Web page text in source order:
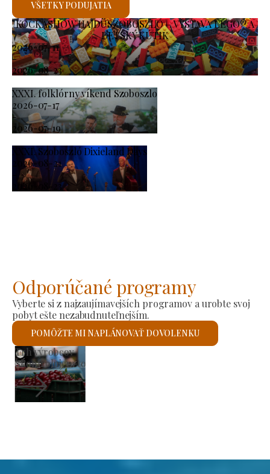
KOCKASHOW HAJDÚSZOBOSZLÓ – VÝSTAVA LEGO® A
DETSKÝ KÚTIK
2026-07-11
-
2026-08-23
XXXI. folklórny víkend Szoboszlo
2026-07-17
-
2026-07-19
XXXI. Szoboszló Dixieland Days
2026-08-21
-
2026-08-23
VŠETKY PODUJATIA
Odporúčané programy
Vyberte si z najzaujímavejších programov a urobte svoj
pobyt ešte nezabudnuteľnejším.
POMÔŽTE MI NAPLÁNOVAŤ DOVOLENKU
Rímskokatolícky kostol svätého Lászlóa
Skontrolujem to